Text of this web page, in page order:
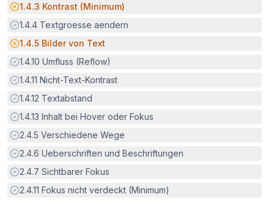
Potenzielle Barriere:
1.4.3 Kontrast (Minimum)
Erfüllt:
1.4.4 Textgroesse aendern
Potenzielle Barriere:
1.4.5 Bilder von Text
Erfüllt:
1.4.10 Umfluss (Reflow)
Erfüllt:
1.4.11 Nicht-Text-Kontrast
Erfüllt:
1.4.12 Textabstand
Erfüllt:
1.4.13 Inhalt bei Hover oder Fokus
Erfüllt:
2.4.5 Verschiedene Wege
Erfüllt:
2.4.6 Ueberschriften und Beschriftungen
Erfüllt:
2.4.7 Sichtbarer Fokus
Erfüllt:
2.4.11 Fokus nicht verdeckt (Minimum)